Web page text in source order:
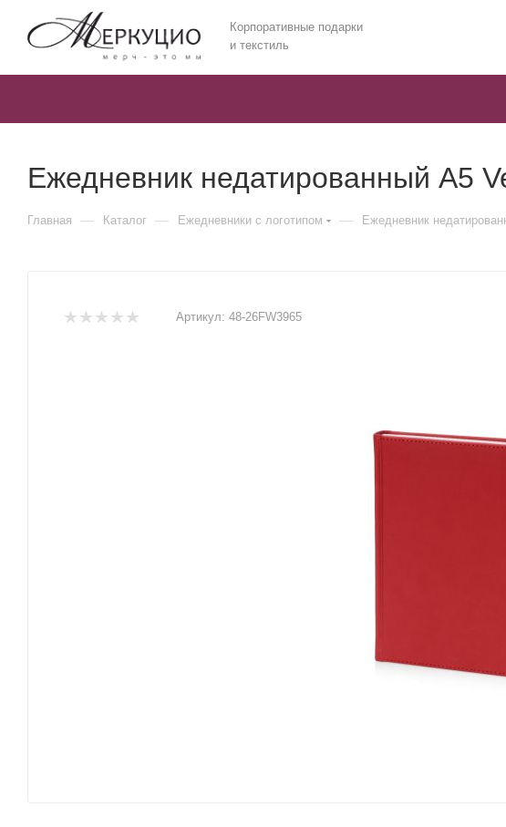
Корпоративные подарки
и текстиль
Ежедневник недатированный А5
Главная — Каталог — Ежедневники c логотипом — Ежедневник
Артикул: 48-26FW3965